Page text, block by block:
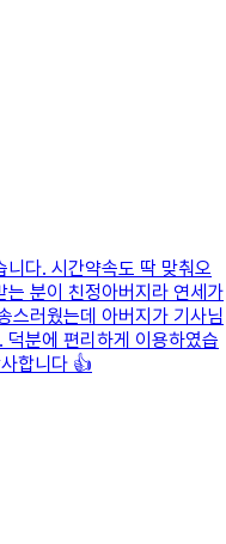
다. 시간약속도 딱 맞춰오
분이 친정아버지라 연세가
스러웠는데 아버지가 기사님
분에 편리하게 이용하였습
합니다 👍